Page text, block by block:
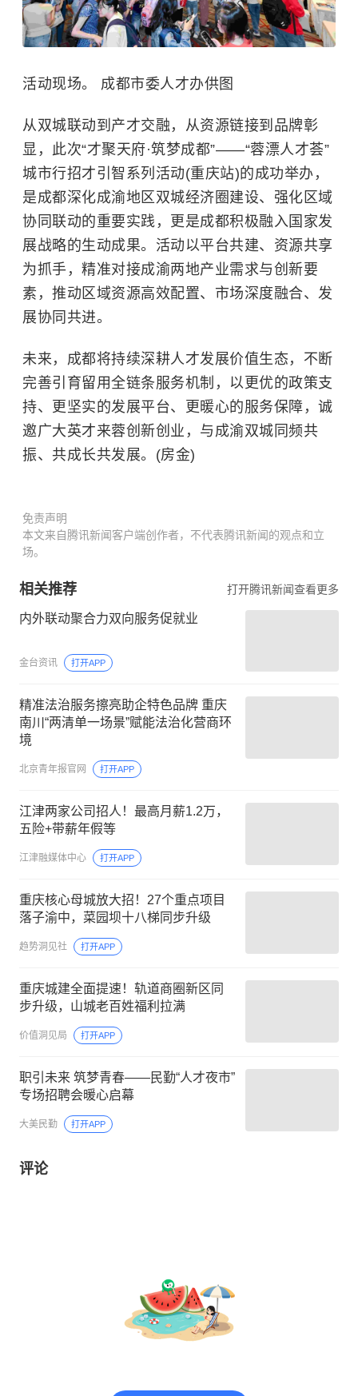
活动现场。 成都市委人才办供图
从双城联动到产才交融，从资源链接到品牌彰
显，此次“才聚天府·筑梦成都”——“蓉漂人才荟”
城市行招才引智系列活动(重庆站)的成功举办，
是成都深化成渝地区双城经济圈建设、强化区域
协同联动的重要实践，更是成都积极融入国家发
展战略的生动成果。活动以平台共建、资源共享
为抓手，精准对接成渝两地产业需求与创新要
素，推动区域资源高效配置、市场深度融合、发
展协同共进。
未来，成都将持续深耕人才发展价值生态，不断
完善引育留用全链条服务机制，以更优的政策支
持、更坚实的发展平台、更暖心的服务保障，诚
邀广大英才来蓉创新创业，与成渝双城同频共
振、共成长共发展。(房金)
免责声明
本文来自腾讯新闻客户端创作者，不代表腾讯新闻的观点和立
场。
相关推荐 打开腾讯新闻查看更多
内外联动聚合力双向服务促就业
金台资讯 打开APP
精准法治服务擦亮助企特色品牌 重庆
南川“两清单一场景”赋能法治化营商环
境
北京青年报官网 打开APP
江津两家公司招人！最高月薪1.2万，
五险+带薪年假等
江津融媒体中心 打开APP
重庆核心母城放大招！27个重点项目
落子渝中，菜园坝十八梯同步升级
趋势洞见社 打开APP
重庆城建全面提速！轨道商圈新区同
步升级，山城老百姓福利拉满
价值洞见局 打开APP
职引未来 筑梦青春——民勤“人才夜市”
专场招聘会暖心启幕
大美民勤 打开APP
评论